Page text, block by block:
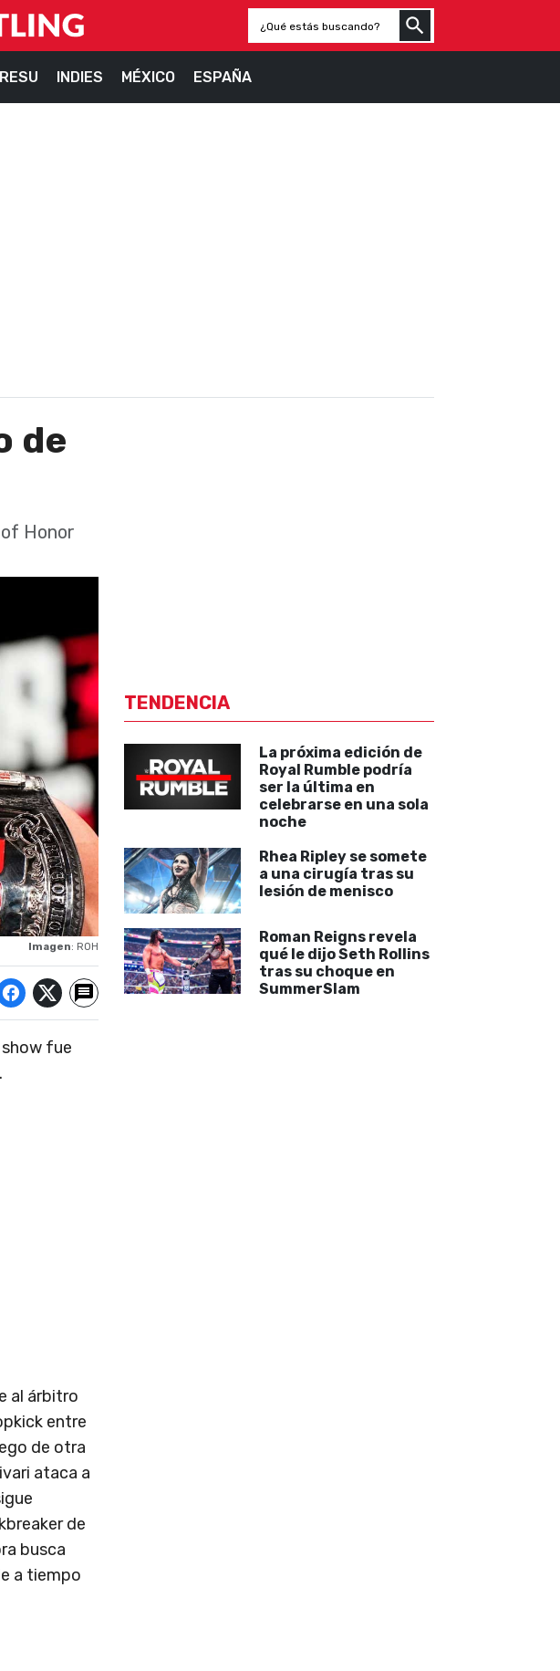
INDIES MÉXICO ESPAÑA
de
Honor
Imagen: ROH
fue
al árbitro
entre
de otra
ataca a
de
busca
a tiempo
TENDENCIA
La próxima edición de
Royal Rumble podría
ser la última en
celebrarse en una sola
noche
Rhea Ripley se somete
a una cirugía tras su
lesión de menisco
Roman Reigns revela
qué le dijo Seth Rollins
tras su choque en
SummerSlam